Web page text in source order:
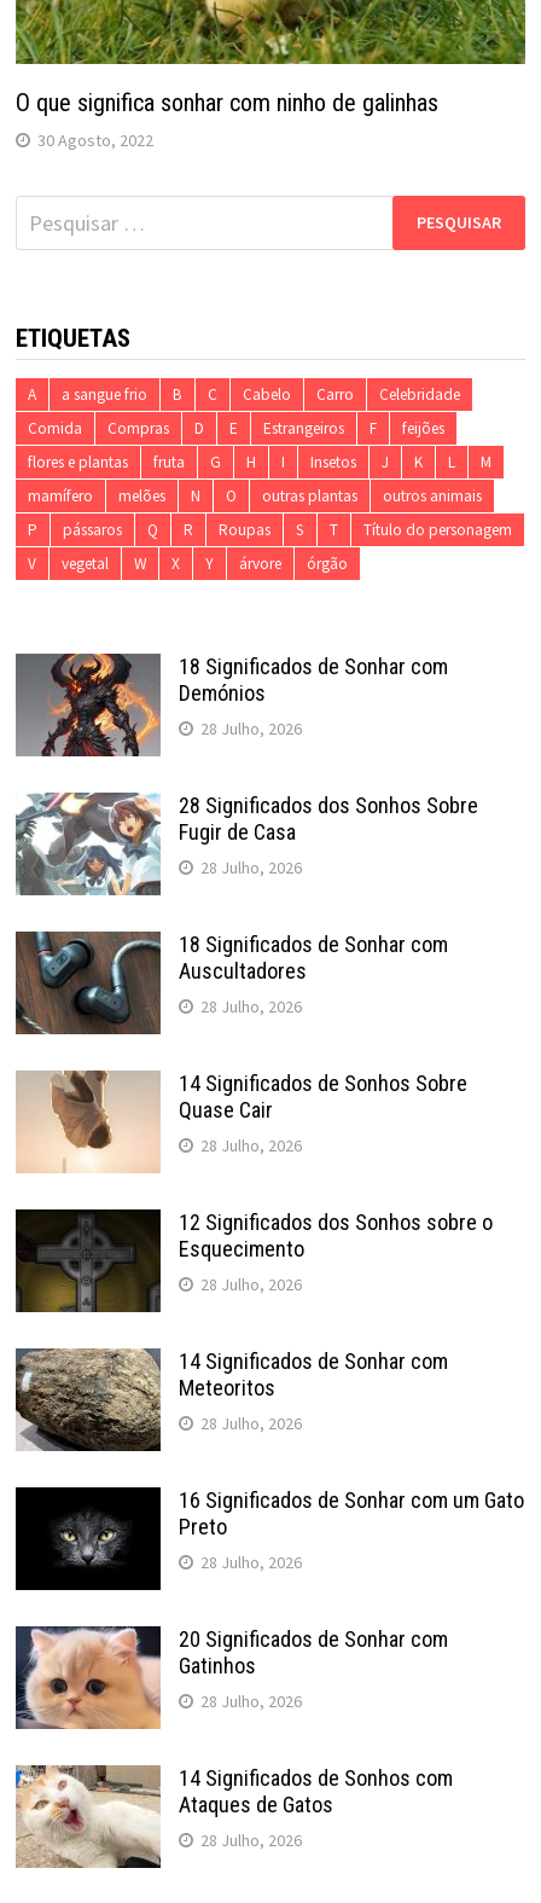
O que significa sonhar com ninho de galinhas
30 Agosto, 2022
Pesquisar
por:
ETIQUETAS
A a sangue frio B C Cabelo Carro
Celebridade
Comida
Compras D E Estrangeiros F
feijões
flores e plantas
fruta G H I Insetos J K L
M
mamífero
melões N O outras plantas
outros animais
P
pássaros Q R Roupas S T
Título do personagem
V
vegetal W X Y árvore órgão
18 Significados de Sonhar com
Demónios
28 Julho, 2026
28 Significados dos Sonhos Sobre
Fugir de Casa
28 Julho, 2026
18 Significados de Sonhar com
Auscultadores
28 Julho, 2026
14 Significados de Sonhos Sobre
Quase Cair
28 Julho, 2026
12 Significados dos Sonhos sobre o
Esquecimento
28 Julho, 2026
14 Significados de Sonhar com
Meteoritos
28 Julho, 2026
16 Significados de Sonhar com um Gato
Preto
28 Julho, 2026
20 Significados de Sonhar com
Gatinhos
28 Julho, 2026
14 Significados de Sonhos com
Ataques de Gatos
28 Julho, 2026